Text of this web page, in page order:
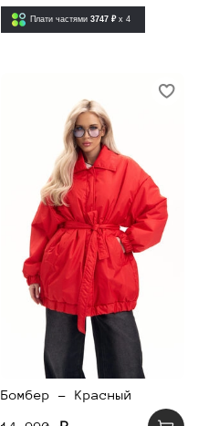
Плати частями 3747 ₽ x 4
Бомбер - Красный